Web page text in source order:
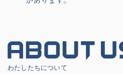
わたしたちについて